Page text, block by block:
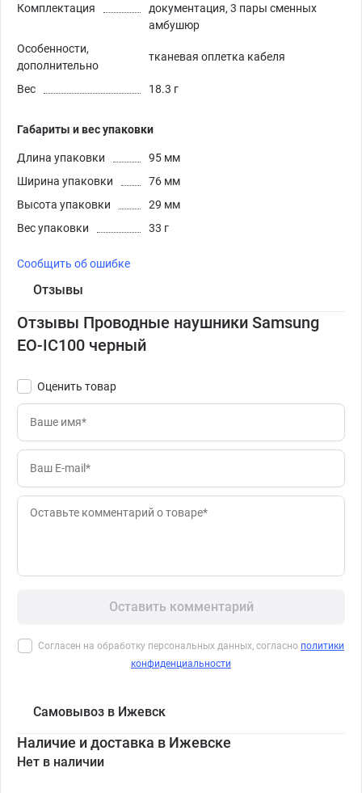
Комплектация
документация, 3 пары сменных
амбушюр
Особенности,
дополнительно
тканевая оплетка кабеля
Вес 18.3 г
Габариты и вес упаковки
Длина упаковки
95 мм
Ширина упаковки
76 мм
Высота упаковки
29 мм
Вес упаковки
33 г
Сообщить об ошибке
Отзывы
Отзывы Проводные наушники Samsung
EO-IC100 черный
Оценить товар
Оставить комментарий
Согласен на обработку персональных данных, согласно политики
конфиденциальности
Самовывоз в Ижевск
Наличие и доставка в Ижевске
Нет в наличии